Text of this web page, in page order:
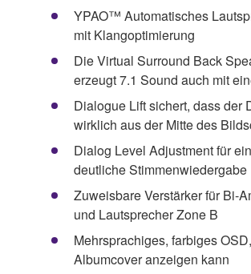
YPAO™ Automatisches
mit Klangoptimierung
Die Virtual Surround Back
erzeugt 7.1 Sound auch mit
Dialogue Lift sichert, dass der
wirklich aus der Mitte des
Dialog Level Adjustment für
deutliche Stimmenwiedergabe
Zuweisbare Verstärker für Bi-
und Lautsprecher Zone B
Mehrsprachiges, farbiges
Albumcover anzeigen kann